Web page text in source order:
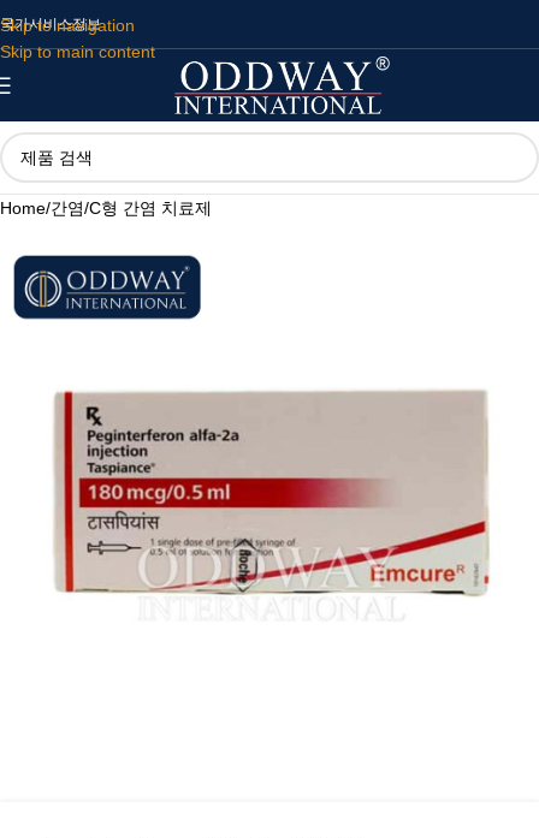
Skip to navigation
Skip to main content
국가서비스정보
Home/간염/C형 간염 치료제